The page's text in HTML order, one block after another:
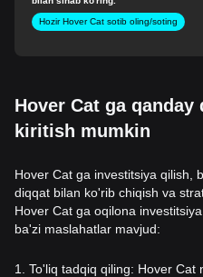
Hozir Hover Cat sotib oling/soting
Hover Cat ga
kiritish mumkin
Hover Cat ga investitsiya qilish,
diqqat bilan ko'rib chiqish va
Hover Cat ga oqilona
ba'zi maslahatlar mavjud:
1. To'liq tadqiq qiling: Hover Cat